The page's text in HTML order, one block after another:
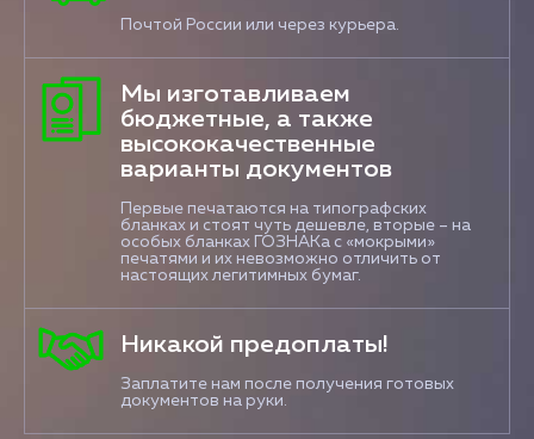
Почтой России или через курьера.
Мы изготавливаем
бюджетные, а также
высококачественные
варианты документов
Первые печатаются на типографских
бланках и стоят чуть дешевле, вторые – на
особых бланках ГОЗНАКа с «мокрыми»
печатями и их невозможно отличить от
настоящих легитимных бумаг.
Никакой предоплаты!
Заплатите нам после получения готовых
документов на руки.